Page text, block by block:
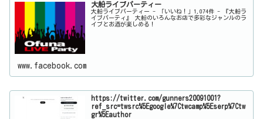
大船ライブパーティー
大船ライブパーティー - 「いいね！」1,074件 - 『大船ラ
イブパーティ』 大船のいろんなお店で多彩なジャンルのラ
イブとお酒が楽しめる！
www.facebook.com
https://twitter.com/gunners20091001?
ref_src=twsrc%5Egoogle%7Ctwcamp%5Eserp%7Ctw
gr%5Eauthor